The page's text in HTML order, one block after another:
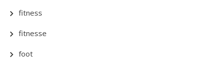
fitness
fitnesse
foot